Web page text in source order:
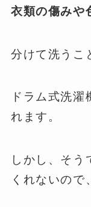
衣類の傷みや
分けて洗うこ
ドラム式洗濯
れます。
しかし、そう
くれないので